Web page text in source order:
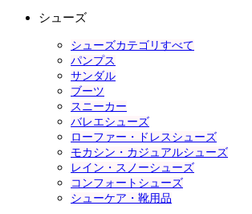
シューズ
シューズカテゴリすべて
パンプス
サンダル
ブーツ
スニーカー
バレエシューズ
ローファー・ドレスシューズ
モカシン・カジュアルシューズ
レイン・スノーシューズ
コンフォートシューズ
シューケア・靴用品